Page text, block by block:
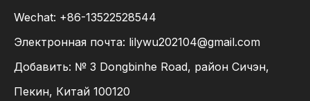
Wechat: +86-13522528544
Электронная почта: lilywu202104@gmail.com
Добавить: № 3 Dongbinhe Road, район Сичэн,
Пекин, Китай 100120